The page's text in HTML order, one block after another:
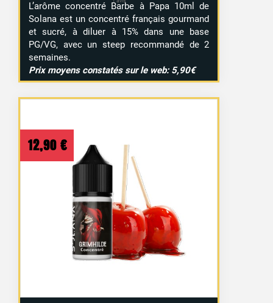
L’arôme concentré Barbe à Papa 10ml de
Solana est un concentré français gourmand
et sucré, à diluer à 15% dans une base
PG/VG, avec un steep recommandé de 2
semaines.
Prix moyens constatés sur le web: 5,90€
12,90 €